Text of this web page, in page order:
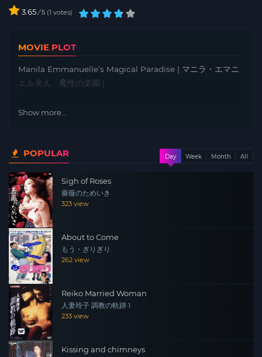
3.65/ 5 1 votes
MOVIE PLOT
Manila Emmanuelle’s Magical Paradise | マニラ・エマニ
エル夫人 魔性の楽園 |
Show more...
POPULAR Day Week Month All
Sigh of Roses
薔薇のためいき
323 view
About to Come
もう・ぎりぎり
262 view
Reiko Married Woman
人妻玲子 調教の軌跡 1
233 view
Kissing and chimneys